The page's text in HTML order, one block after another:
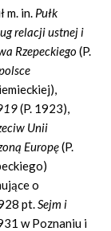
m. in. Pułk
relacji ustnej i
Rzepeckiego(P.
(P. 1923),
Unii
Europę(P.
o
pt.Sejm i
w Poznaniu i